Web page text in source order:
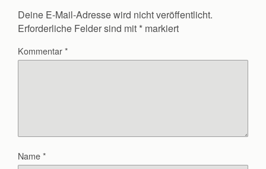
Deine E-Mail-Adresse wird nicht veröffentlicht.
Erforderliche Felder sind mit * markiert
Kommentar*
Name*